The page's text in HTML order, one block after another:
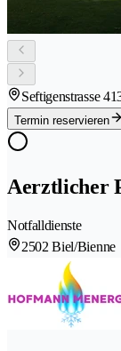
Seftigenstrasse 41
Termin reservieren
Aerztlicher
Notfalldienste
2502 Biel/Bienne